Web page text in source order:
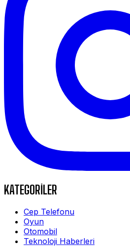
KATEGORİLER
Cep Telefonu
Oyun
Otomobil
Teknoloji Haberleri